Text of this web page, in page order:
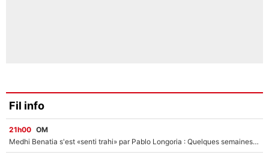
Fil info
21h00 OM
Medhi Benatia s'est «senti trahi» par Pablo Longoria : Quelques semaines après son départ, l'ancien directeur de football de l'OM règle ses comptes